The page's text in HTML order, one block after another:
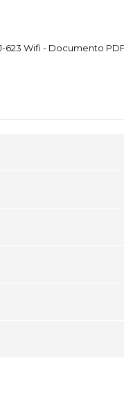
623 Wifi - Documento